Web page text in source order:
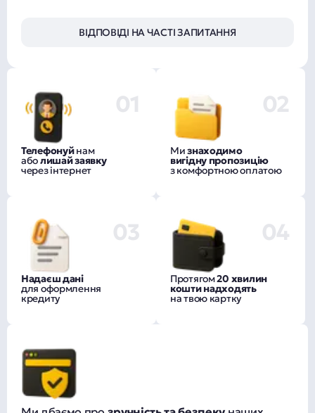
ВІДПОВІДІ НА ЧАСТІ ЗАПИТАННЯ
01
Телефонуйнам
аболишай заявку
через інтернет
02
Мизнаходимо
вигідну пропозицію
з комфортною оплатою
03
Надаєш дані
для оформлення
кредиту
04
Протягом20 хвилин
кошти надходять
на твою картку